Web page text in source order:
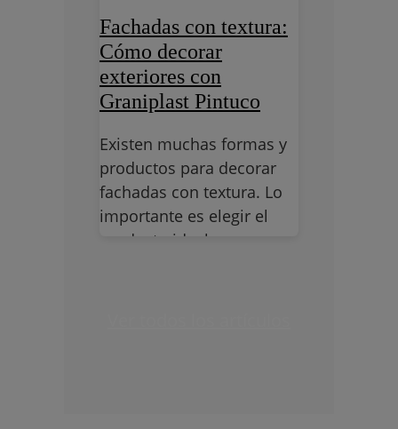
Fachadas con textura:
Cómo decorar
exteriores con
Graniplast Pintuco
Existen muchas formas y
productos para decorar
fachadas con textura. Lo
importante es elegir el
producto ideal que